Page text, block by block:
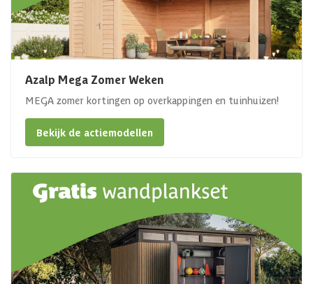
Azalp Mega Zomer Weken
MEGA zomer kortingen op overkappingen en tuinhuizen!
Bekijk de actiemodellen